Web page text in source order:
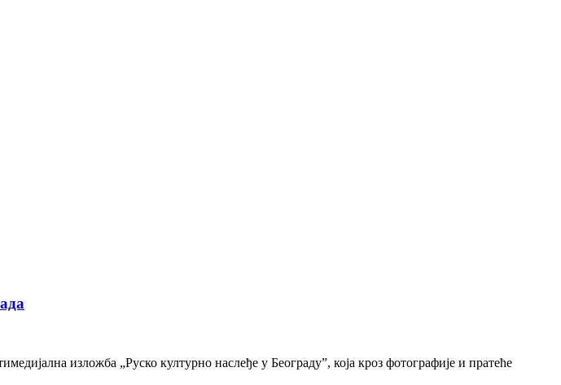
изложба „Руско културно наслеђе у Београду”, која кроз фотографије и пратеће